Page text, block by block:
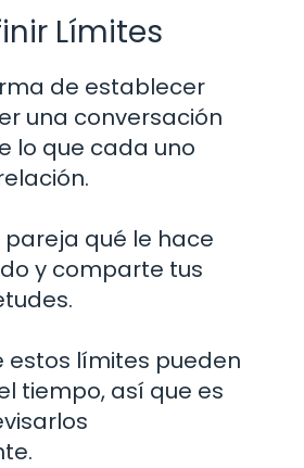
Límites
de establecer
una conversación
lo que cada uno
qué le hace
y comparte tus
estos límites pueden
tiempo, así que es